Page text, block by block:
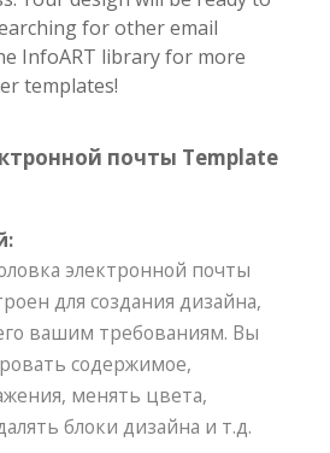
for other email
InfoART library for more
templates!
почты Template
электронной почты
для создания дизайна,
вашим требованиям. Вы
содержимое,
менять цвета,
блоки дизайна и т.д.